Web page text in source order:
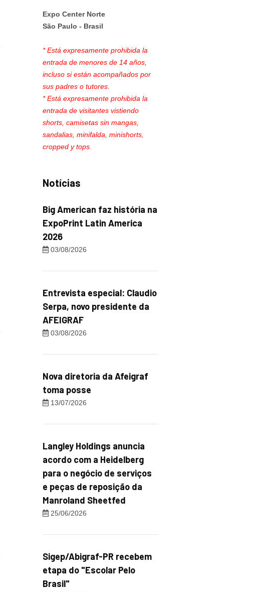
Expo Center Norte
São Paulo - Brasil
* Está expresamente prohibida la
entrada de menores de 14 años,
incluso si están acompañados por
sus padres o tutores.
* Está expresamente prohibida la
entrada de visitantes vistiendo
shorts, camisetas sin mangas,
sandalias, minifalda, minishorts,
cropped y tops.
Notícias
Big American faz história na
ExpoPrint Latin America
2026
03/08/2026
Entrevista especial: Claudio
Serpa, novo presidente da
AFEIGRAF
03/08/2026
Nova diretoria da Afeigraf
toma posse
13/07/2026
Langley Holdings anuncia
acordo com a Heidelberg
para o negócio de serviços
e peças de reposição da
Manroland Sheetfed
25/06/2026
Sigep/Abigraf-PR recebem
etapa do "Escolar Pelo
Brasil"